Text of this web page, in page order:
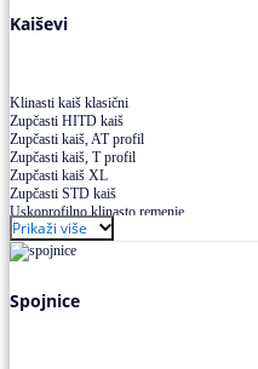
Kaiševi
Klinasti kaiš klasični
Zupčasti HITD kaiš
Zupčasti kaiš, AT profil
Zupčasti kaiš, T profil
Zupčasti kaiš XL
Zupčasti STD kaiš
Uskoprofilno klinasto remenje
Uskoprofilno klinasto remenje spojeno
Uskoprofilno klinasto remenje XP extra
Višekanalno remenje PJ,PK
Prikaži više
Spojnice